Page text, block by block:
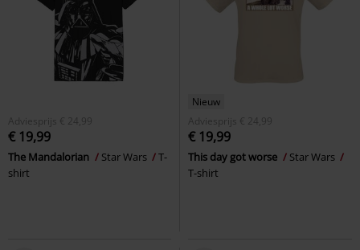
Adviesprijs € 24,99
€ 19,99
The Mandalorian Star Wars
T-
shirt
Nieuw
Adviesprijs
€ 24,99
€ 19,99
This day got worse
Star Wars
T-shirt